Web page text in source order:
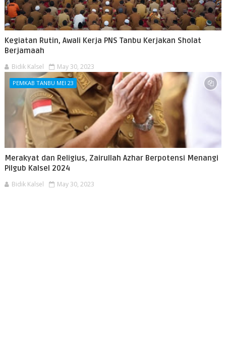
Kegiatan Rutin, Awali Kerja PNS Tanbu Kerjakan Sholat
Berjamaah
Bidik Kalsel May 30, 2023
PEMKAB TANBU MEI 23
Merakyat dan Religius, Zairullah Azhar Berpotensi Menangi
Pilgub Kalsel 2024
Bidik Kalsel May 30, 2023